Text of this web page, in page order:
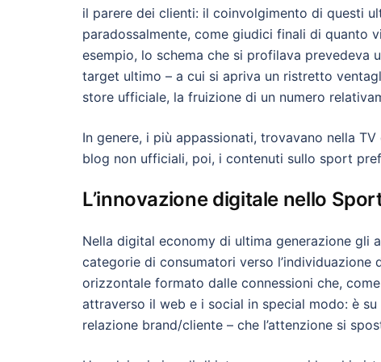
il parere dei clienti: il coinvolgimento di questi
paradossalmente, come giudici finali di quanto
esempio, lo schema che si profilava prevedeva
target ultimo – a cui si apriva un ristretto
store ufficiale, la fruizione di un numero
In genere, i più appassionati, trovavano nella
blog non ufficiali, poi, i contenuti sullo sport
L’innovazione digitale nello
Nella digital economy di ultima generazione gli
categorie di consumatori verso
orizzontale formato dalle connessioni che,
attraverso il web e i social in special modo: è
relazione brand/cliente – che l’attenzione si